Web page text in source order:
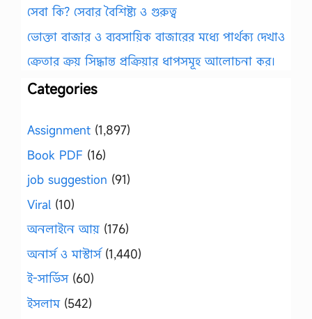
সেবা কি? সেবার বৈশিষ্ট্য ও গুরুত্ব
ভোক্তা বাজার ও ব্যবসায়িক বাজারের মধ্যে পার্থক্য দেখাও
ক্রেতার ক্রয় সিদ্ধান্ত প্রক্রিয়ার ধাপসমূহ আলোচনা কর।
Categories
Assignment (1,897)
Book PDF (16)
job suggestion (91)
Viral (10)
অনলাইনে আয় (176)
অনার্স ও মাস্টার্স(1,440)
ই-সার্ভিস(60)
ইসলাম(542)